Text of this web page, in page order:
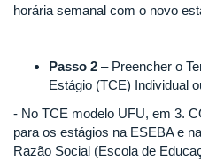
horária semanal com o novo
Passo 2 – Preencher o
Estágio (TCE) Individual
- No TCE modelo UFU, em 3.
para os estágios na ESEBA e
Razão Social (Escola de